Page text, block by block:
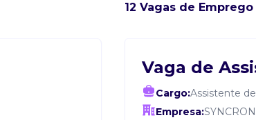
12 Vagas de Emprego
Vaga de
Cargo:Assistente
Empresa:SYNCRON